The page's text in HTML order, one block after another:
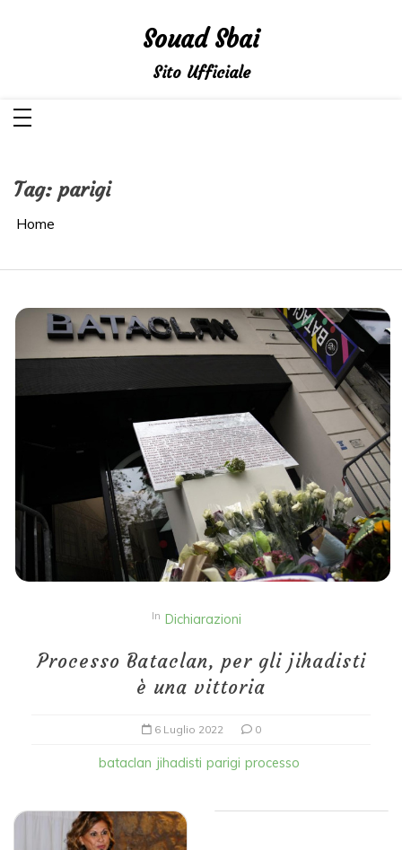
Souad Sbai
Sito Ufficiale
Tag: parigi
Home
In Dichiarazioni
Processo Bataclan, per gli jihadisti
è una vittoria
6 Luglio 2022 0
bataclan jihadisti parigi processo